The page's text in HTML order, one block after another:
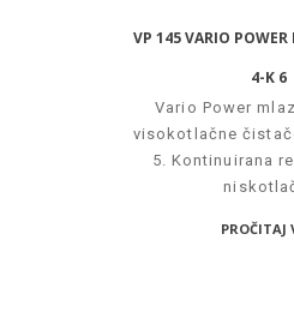
VP 145 VARIO
4-K 6
Vario Power
visokotlačne
5. Kontinuirana
PROČITAJ